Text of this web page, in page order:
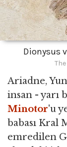
Dionysus
Ariadne,
insan - yarı
Minotor'u
babası Kral
emredilen